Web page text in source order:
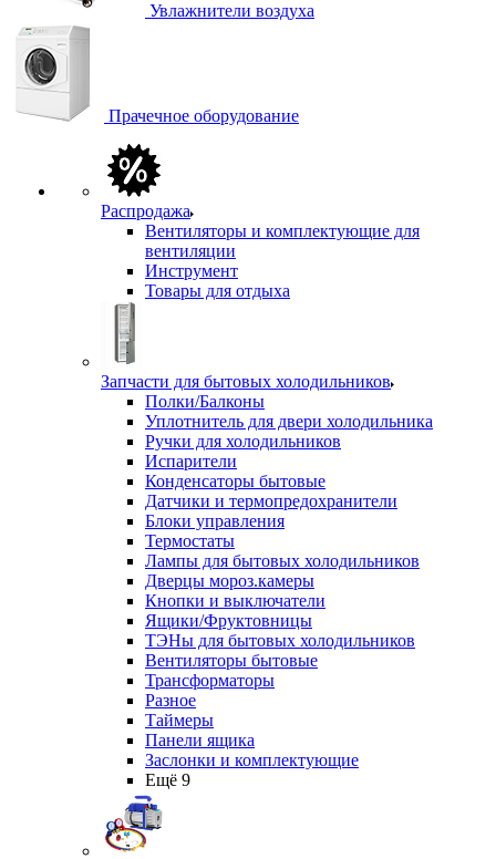
Увлажнители воздуха
Прачечное оборудование
Распродажа
Вентиляторы и комплектующие для
вентиляции
Инструмент
Товары для отдыха
Запчасти для бытовых холодильников
Полки/Балконы
Уплотнитель для двери холодильника
Ручки для холодильников
Испарители
Конденсаторы бытовые
Датчики и термопредохранители
Блоки управления
Термостаты
Лампы для бытовых холодильников
Дверцы мороз.камеры
Кнопки и выключатели
Ящики/Фруктовницы
ТЭНы для бытовых холодильников
Вентиляторы бытовые
Трансформаторы
Разное
Таймеры
Панели ящика
Заслонки и комплектующие
Ещё 9